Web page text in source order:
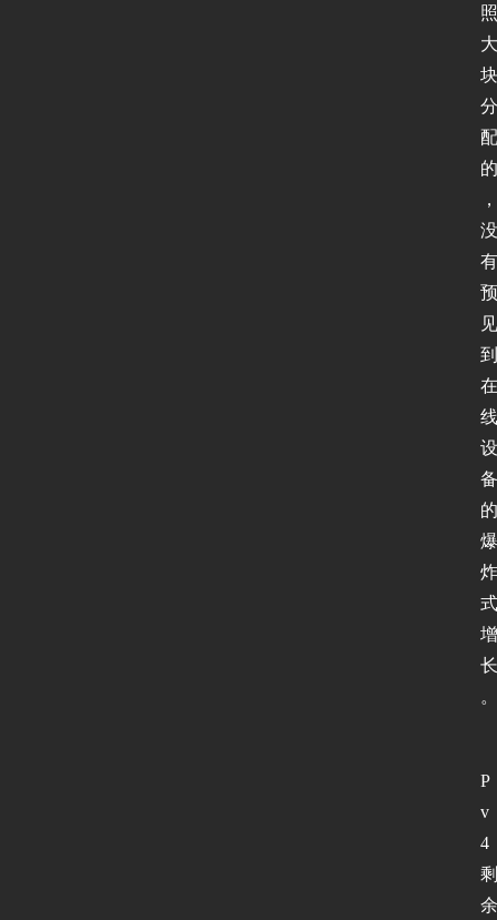
照
大
块
分
配
的
，
没
有
预
见
到
在
线
设
备
的
爆
炸
式
增
长
。
P
v
4
剩
余